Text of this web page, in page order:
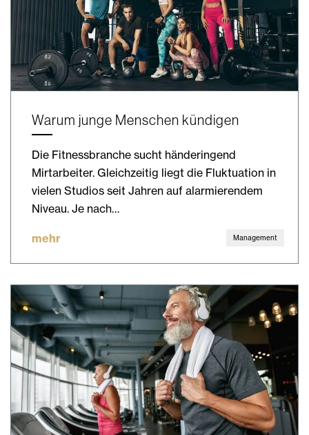
Warum junge Menschen kündigen
Die Fitnessbranche sucht händeringend
Mirtarbeiter. Gleichzeitig liegt die Fluktuation in
vielen Studios seit Jahren auf alarmierendem
Niveau. Je nach…
mehr Management